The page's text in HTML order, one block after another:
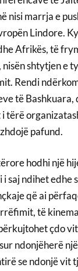
nisi marrja e
Lindore.
Afrikës, të
nisën shtytjen e
Rendi
të Bashkuara,
tërë
pafund.
hodhi një
i saj ndihet edhe
që ai
të
çdo
ndonjëherë
se ndonjë vit